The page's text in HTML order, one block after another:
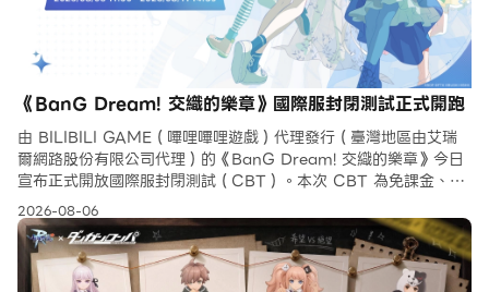
《BanG Dream! 交織的樂章》國際服封閉測試正式開跑
由 BILIBILI GAME（嗶哩嗶哩遊戲）代理發行（臺灣地區由艾瑞
爾網路股份有限公司代理）的《BanG Dream! 交織的樂章》今日
宣布正式開放國際服封閉測試（CBT）。本次 CBT 為免課金、限
定帳號且將會進行刪檔的封閉測試，支援
2026-08-06